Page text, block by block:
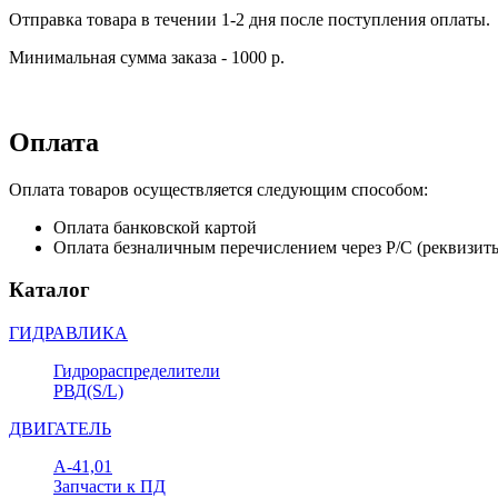
Отправка товара в течении 1-2 дня после поступления оплаты.
Минимальная сумма заказа - 1000 р.
Оплата
Оплата товаров осуществляется следующим способом:
Оплата банковской картой
Оплата безналичным перечислением через Р/С
Каталог
ГИДРАВЛИКА
Гидрораспределители
РВД(S/L)
ДВИГАТЕЛЬ
А-41,01
Запчасти к ПД